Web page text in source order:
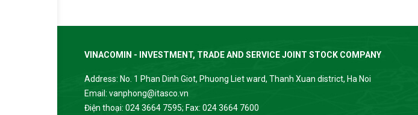
VINACOMIN - INVESTMENT, TRADE AND SERVICE JOINT STOCK COMPANY
Address: No. 1 Phan Dinh Giot, Phuong Liet ward, Thanh Xuan district, Ha Noi
Email: vanphong@itasco.vn
Điện thoại: 024 3664 7595; Fax: 024 3664 7600